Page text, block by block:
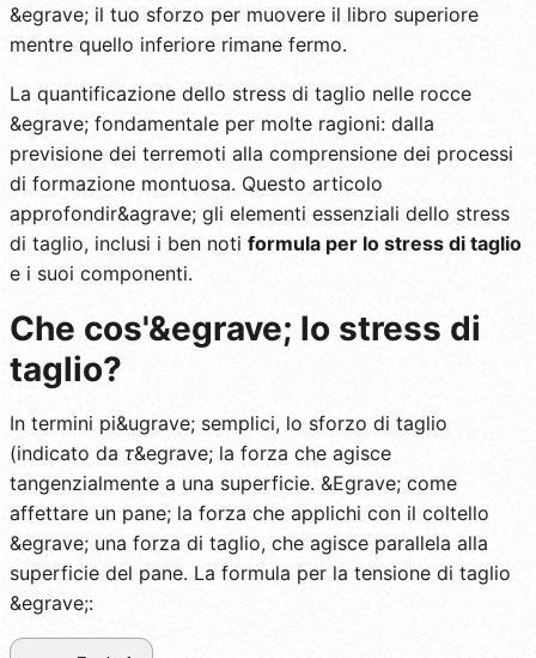
&egrave; il tuo sforzo per muovere il libro superiore
mentre quello inferiore rimane fermo.
La quantificazione dello stress di taglio nelle rocce
&egrave; fondamentale per molte ragioni: dalla
previsione dei terremoti alla comprensione dei processi
di formazione montuosa. Questo articolo
approfondir&agrave; gli elementi essenziali dello stress
di taglio, inclusi i ben noti formula per lo stress di taglio
e i suoi componenti.
Che cos'&egrave; lo stress di
taglio?
In termini pi&ugrave; semplici, lo sforzo di taglio
(indicato da τ&egrave; la forza che agisce
tangenzialmente a una superficie. &Egrave; come
affettare un pane; la forza che applichi con il coltello
&egrave; una forza di taglio, che agisce parallela alla
superficie del pane. La formula per la tensione di taglio
&egrave;: